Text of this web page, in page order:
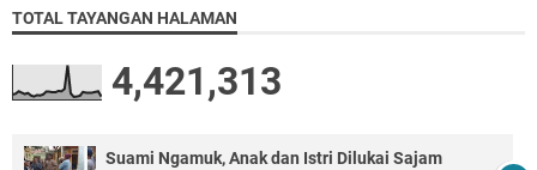
TOTAL TAYANGAN HALAMAN
4,421,313
Suami Ngamuk, Anak dan Istri Dilukai Sajam